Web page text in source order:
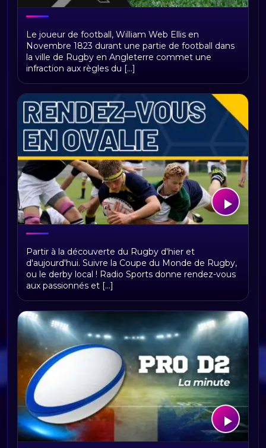
Radio Rugby – Toute l’actualité du
rugby sur Radio Sports
Le joueur de football, William Web Ellis en
Novembre 1823 durant une partie de football dans
la ville de Rugby en Angleterre commet une
infraction aux règles du [...]
Rendez-vous en Ovalie
Partir à la découverte du Rugby d'hier et
d'aujourd'hui. Suivre la Coupe du Monde de Rugby,
ou le derby local ! Radio Sports donne rendez-vous
aux passionnés et [...]